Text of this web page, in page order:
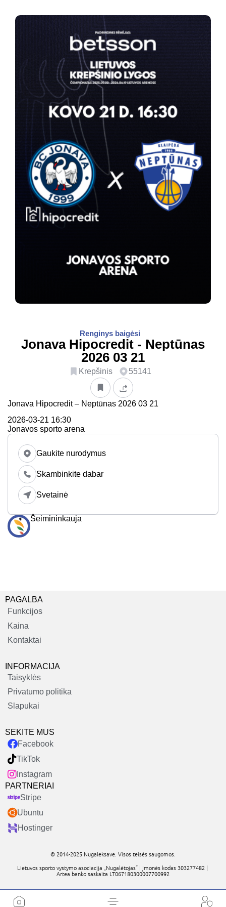
Renginys baigėsi
Jonava Hipocredit - Neptūnas
2026 03 21
Krepšinis 55141
Jonava Hipocredit – Neptūnas 2026 03 21
2026-03-21 16:30
Jonavos sporto arena
Gaukite nurodymus
Skambinkite dabar
Svetainė
Šeimininkauja
PAGALBA
Funkcijos
Kaina
Kontaktai
INFORMACIJA
Taisyklės
Privatumo politika
Slapukai
SEKITE MUS
Facebook
TikTok
Instagram
PARTNERIAI
Stripe
Ubuntu
Hostinger
© 2014-2025 Nugaleksave. Visos teisės saugomos.
Lietuvos sporto vystymo asociacija „Nugalėtojas” | Įmonės kodas 303277482 |
Artea banko saskaita LT067180300007700992